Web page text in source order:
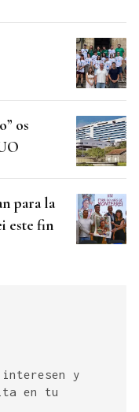
os
para la
este fin
y
en tu